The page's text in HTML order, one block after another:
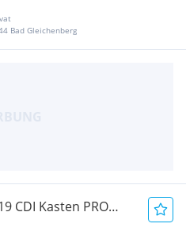
Bad Gleichenberg
CDI Kasten PRO
/ Kastenwagen